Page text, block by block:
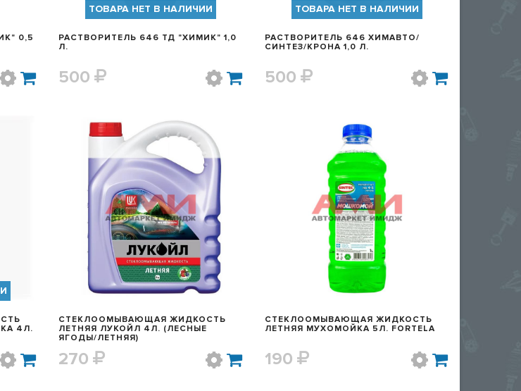
0,5
ТОВАРА НЕТ В НАЛИЧИИ
РАСТВОРИТЕЛЬ 646 ТД "ХИМИК" 1,0
Л.
500
ТОВАРА НЕТ В НАЛИЧИИ
РАСТВОРИТЕЛЬ 646 ХИМАВТО/
СИНТЕЗ/КРОНА 1,0 Л.
500
4Л.
БЫСТРЫЙ ПРОСМОТР
СТЕКЛООМЫВАЮЩАЯ ЖИДКОСТЬ
ЛЕТНЯЯ ЛУКОЙЛ 4Л. (ЛЕСНЫЕ
ЯГОДЫ/ЛЕТНЯЯ)
270
БЫСТРЫЙ ПРОСМОТР
СТЕКЛООМЫВАЮЩАЯ ЖИДКОСТЬ
ЛЕТНЯЯ МУХОМОЙКА 5Л. FORTELA
190